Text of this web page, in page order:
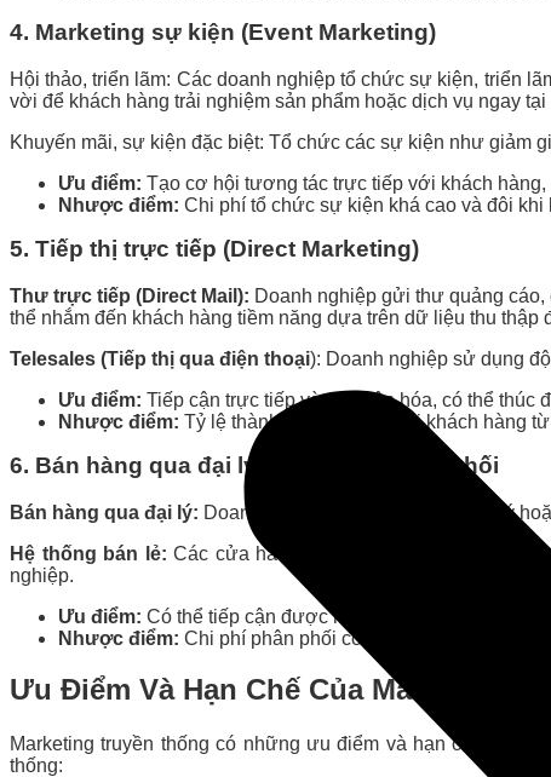
4. Marketing sự kiện (Event Marketing)
Hội thảo, triển lãm: Các doanh nghiệp tổ chức sự kiện, triển
vời để khách hàng trải nghiệm sản phẩm hoặc dịch vụ ngay tại
Khuyến mãi, sự kiện đặc biệt: Tổ chức các sự kiện như giảm
Ưu điểm: Tạo cơ hội tương tác trực tiếp với khách
Nhược điểm: Chi phí tổ chức sự kiện khá cao và đôi
5. Tiếp thị trực tiếp (Direct Marketing)
Thư trực tiếp (Direct Mail): Doanh nghiệp gửi thư quảng
thể nhắm đến khách hàng tiềm năng dựa trên dữ liệu thu thập
Telesales (Tiếp thị qua điện thoại): Doanh nghiệp sử dụng
Ưu điểm: Tiếp cận trực tiếp và cá nhân hóa, có thể thúc
Nhược điểm: Tỷ lệ thành công thấp, dễ bị khách hàng
6. Bán hàng qua đại lý hoặc kênh phân phối
Bán hàng qua đại lý: Doanh nghiệp hợp tác với các đại lý
Hệ thống bán lẻ: Các cửa hàng, siêu thị hay chuỗi cửa
nghiệp.
Ưu điểm: Có thể tiếp cận được một số lượng lớn khách
Nhược điểm: Chi phí phân phối có thể cao và doanh
Ưu Điểm Và Hạn Chế Của Marketing
Marketing truyền thống có những ưu điểm và hạn chế
thống: